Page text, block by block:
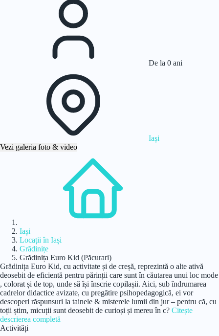
De la 0 ani
Iași
Vezi galeria foto & video
Iași
Locații în Iași
Grădinițe
Grădinița Euro Kid (Păcurari)
Grădinița Euro Kid, cu activitate și de creșă, reprezintă o alte ativă
deosebit de eficientă pentru părinții care sunt în căutarea unui loc mode
, colorat și de top, unde să își înscrie copilașii. Aici, sub îndrumarea
cadrelor didactice avizate, cu pregătire psihopedagogică, ei vor
descoperi răspunsuri la tainele & misterele lumii din jur – pentru că, cu
toții știm, micuții sunt deosebit de curioși și mereu în c? Citește
descrierea completă
Activități